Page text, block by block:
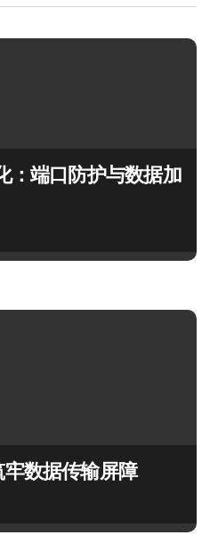
：端口防护与数据加
数据传输屏障